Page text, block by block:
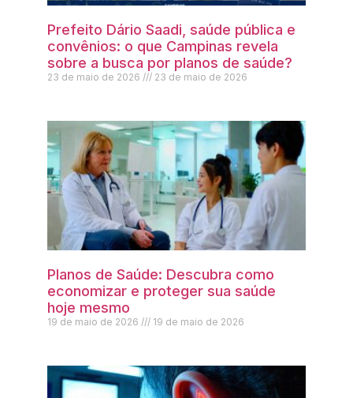
Prefeito Dário Saadi, saúde pública e
convênios: o que Campinas revela
sobre a busca por planos de saúde?
23 de maio de 2026 23 de maio de 2026
Planos de Saúde: Descubra como
economizar e proteger sua saúde
hoje mesmo
19 de maio de 2026 19 de maio de 2026